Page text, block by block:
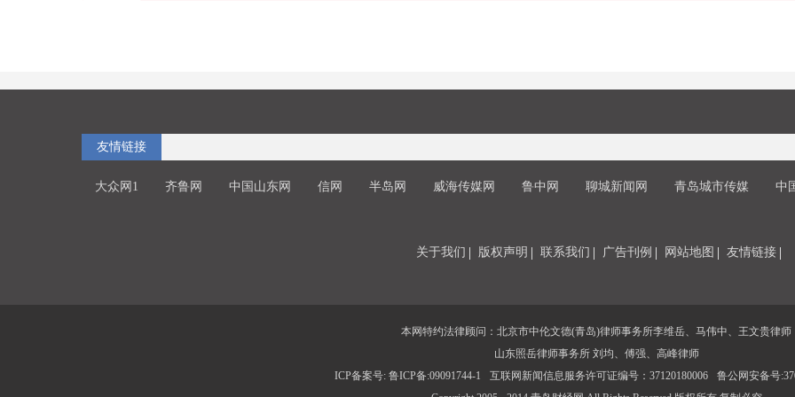
友情链接
大众网1 齐鲁网 中国山东网 信网 半岛网 威海传媒网 鲁中网 聊城新闻网 青岛城市传媒 中
关于我们 版权声明 联系我们 广告刊例 网站地图 友情链接
本网特约法律顾问：北京市中伦文德(青岛)律师事务所李维岳、马伟中、王文贵律师
山东照岳律师事务所 刘均、傅强、高峰律师
ICP备案号: 鲁ICP备:09091744-1
互联网新闻信息服务许可证编号：37120180006
鲁公网安备号